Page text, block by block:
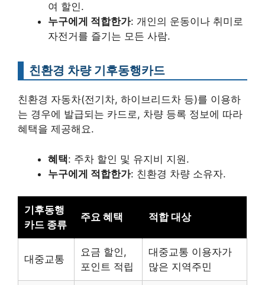
여 할인.
누구에게 적합한가: 개인의 운동이나 취미로
자전거를 즐기는 모든 사람.
친환경 차량 기후동행카드
친환경 자동차(전기차, 하이브리드차 등)를 이용하
는 경우에 발급되는 카드로, 차량 등록 정보에 따라
혜택을 제공해요.
혜택: 주차 할인 및 유지비 지원.
누구에게 적합한가: 친환경 차량 소유자.
기후동행
카드 종류
주요 혜택 적합 대상
대중교통
요금 할인,
포인트 적립
대중교통 이용자가
많은 지역주민